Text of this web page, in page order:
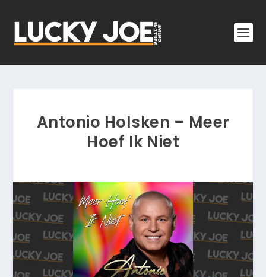
Antonio Holsken – Meer
Hoef Ik Niet